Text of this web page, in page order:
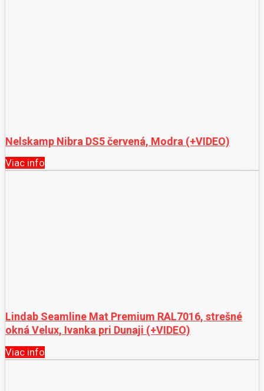
Nelskamp Nibra DS5 červená, Modra (+VIDEO)
Viac info
Lindab Seamline Mat Premium RAL7016, strešné
okná Velux, Ivanka pri Dunaji (+VIDEO)
Viac info